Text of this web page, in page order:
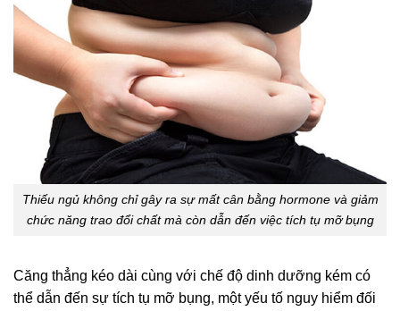
Thiếu ngủ không chỉ gây ra sự mất cân bằng hormone và giảm
chức năng trao đổi chất mà còn dẫn đến việc tích tụ mỡ bụng
Căng thẳng kéo dài cùng với chế độ dinh dưỡng kém có
thể dẫn đến sự tích tụ mỡ bụng, một yếu tố nguy hiểm đối